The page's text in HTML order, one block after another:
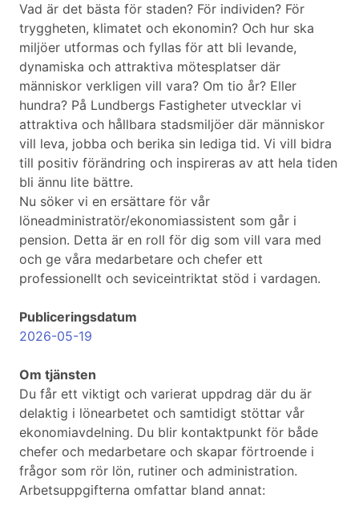
Vad är det bästa för staden? För individen? För
tryggheten, klimatet och ekonomin? Och hur ska
miljöer utformas och fyllas för att bli levande,
dynamiska och attraktiva mötesplatser där
människor verkligen vill vara? Om tio år? Eller
hundra? På Lundbergs Fastigheter utvecklar vi
attraktiva och hållbara stadsmiljöer där människor
vill leva, jobba och berika sin lediga tid. Vi vill bidra
till positiv förändring och inspireras av att hela tiden
bli ännu lite bättre.
Nu söker vi en ersättare för vår
löneadministratör/ekonomiassistent som går i
pension. Detta är en roll för dig som vill vara med
och ge våra medarbetare och chefer ett
professionellt och seviceintriktat stöd i vardagen.
Publiceringsdatum
2026-05-19
Om tjänsten
Du får ett viktigt och varierat uppdrag där du är
delaktig i lönearbetet och samtidigt stöttar vår
ekonomiavdelning. Du blir kontaktpunkt för både
chefer och medarbetare och skapar förtroende i
frågor som rör lön, rutiner och administration.
Arbetsuppgifterna omfattar bland annat: